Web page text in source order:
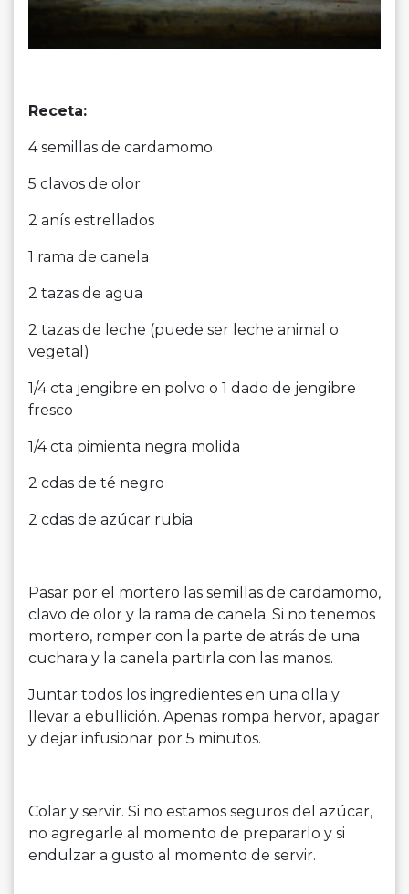
Receta:
4 semillas de cardamomo
5 clavos de olor
2 anís estrellados
1 rama de canela
2 tazas de agua
2 tazas de leche (puede ser leche animal o
vegetal)
1/4 cta jengibre en polvo o 1 dado de jengibre
fresco
1/4 cta pimienta negra molida
2 cdas de té negro
2 cdas de azúcar rubia
Pasar por el mortero las semillas de cardamomo,
clavo de olor y la rama de canela. Si no tenemos
mortero, romper con la parte de atrás de una
cuchara y la canela partirla con las manos.
Juntar todos los ingredientes en una olla y
llevar a ebullición. Apenas rompa hervor, apagar
y dejar infusionar por 5 minutos.
Colar y servir. Si no estamos seguros del azúcar,
no agregarle al momento de prepararlo y si
endulzar a gusto al momento de servir.